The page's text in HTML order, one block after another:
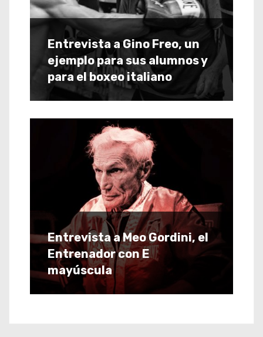
Entrevista a Gino Freo, un
ejemplo para sus alumnos y
para el boxeo italiano
Entrevista a Meo Gordini, el
Entrenador con E
mayúscula